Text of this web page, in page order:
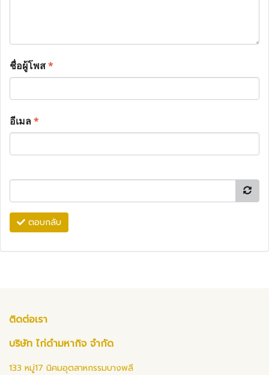
ชื่อผู้โพส*
อีเมล*
ตอบกลับ
ติดต่อเรา
บริษัท ไก่ดำมหากิจ จำกัด
133 หมู่17 นิคมอุตสาหกรรมบางพลี